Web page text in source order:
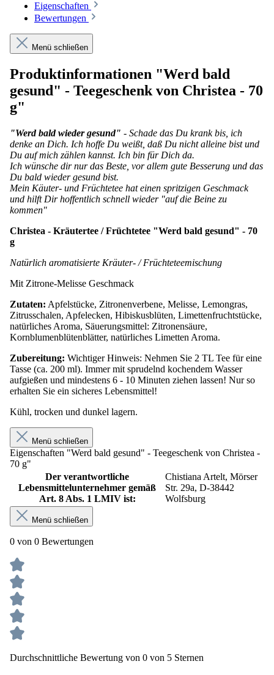
Eigenschaften
Bewertungen
Menü schließen
Produktinformationen "Werd bald
gesund" - Teegeschenk von Christea - 70
g"
"Werd bald wieder gesund" - Schade das Du krank bis, ich
denke an Dich. Ich hoffe Du weißt, daß Du nicht alleine bist und
Du auf mich zählen kannst. Ich bin für Dich da.
Ich wünsche dir nur das Beste, vor allem gute Besserung und das
Du bald wieder gesund bist.
Mein Käuter- und Früchtetee hat einen spritzigen Geschmack
und hilft Dir hoffentlich schnell wieder "auf die Beine zu
kommen"
Christea - Kräutertee / Früchtetee "Werd bald gesund" - 70
g
Natürlich aromatisierte Kräuter- / Früchteteemischung
Mit Zitrone-Melisse Geschmack
Zutaten: Apfelstücke, Zitronenverbene, Melisse, Lemongras,
Zitrusschalen, Apfelecken, Hibiskusblüten, Limettenfruchtstücke,
natürliches Aroma, Säuerungsmittel: Zitronensäure,
Kornblumenblütenblätter, natürliches Limetten Aroma.
Zubereitung: Wichtiger Hinweis: Nehmen Sie 2 TL Tee für eine
Tasse (ca. 200 ml). Immer mit sprudelnd kochendem Wasser
aufgießen und mindestens 6 - 10 Minuten ziehen lassen! Nur so
erhalten Sie ein sicheres Lebensmittel!
Kühl, trocken und dunkel lagern.
Menü schließen
Eigenschaften "Werd bald gesund" - Teegeschenk von Christea -
70 g"
Der verantwortliche
Lebensmittelunternehmer gemäß
Art. 8 Abs. 1 LMIV ist:
Chistiana Artelt, Mörser
Str. 29a, D-38442
Wolfsburg
Menü schließen
0 von 0 Bewertungen
Durchschnittliche Bewertung von 0 von 5 Sternen